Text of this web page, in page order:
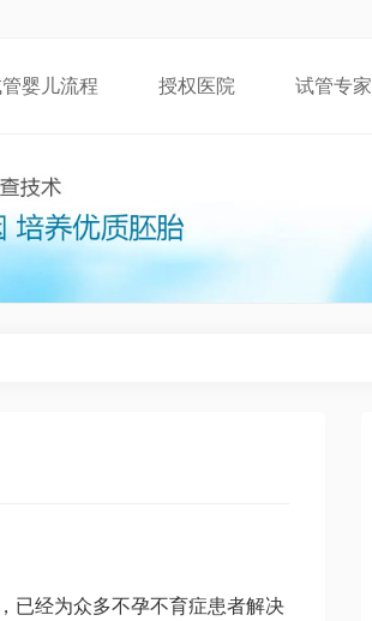
婴儿流程 授权医院 试管专家
已经为众多不孕不育症患者解决